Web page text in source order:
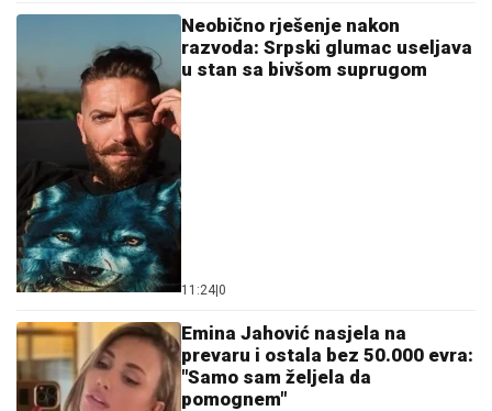
Neobično rješenje nakon
razvoda: Srpski glumac useljava
u stan sa bivšom suprugom
11:24 0
Emina Jahović nasjela na
prevaru i ostala bez 50.000 evra:
"Samo sam željela da
pomognem"